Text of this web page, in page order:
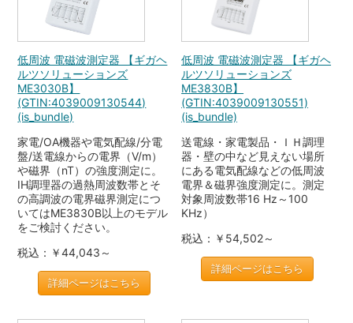
低周波 電磁波測定器 【ギガヘ
ルツソリューションズ
ME3030B】
(GTIN:4039009130544)
(is_bundle)
家電/OA機器や電気配線/分電
盤/送電線からの電界（V/m）
や磁界（nT）の強度測定に。
IH調理器の過熱周波数帯とそ
の高調波の電界磁界測定につ
いてはME3830B以上のモデル
をご検討ください。
税込：￥44,043～
詳細ページはこちら
低周波 電磁波測定器 【ギガヘ
ルツソリューションズ
ME3830B】
(GTIN:4039009130551)
(is_bundle)
送電線・家電製品・ＩＨ調理
器・壁の中など見えない場所
にある電気配線などの低周波
電界＆磁界強度測定に。測定
対象周波数帯16 Hz～100
KHz）
税込：￥54,502～
詳細ページはこちら